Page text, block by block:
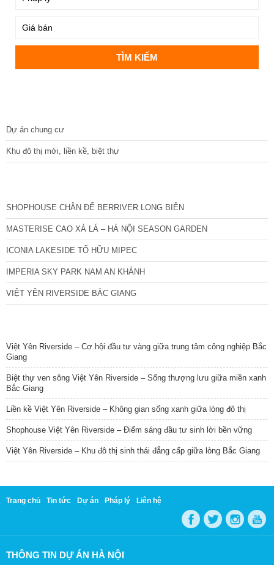
Dự án chung cư
Khu đô thị mới, liền kề, biệt thự
SHOPHOUSE CHÂN ĐẾ BERRIVER LONG BIÊN
MASTERISE CAO XÀ LÁ – HÀ NỘI SEASON GARDEN
ICONIA LAKESIDE TỐ HỮU MIPEC
IMPERIA SKY PARK NAM AN KHÁNH
VIỆT YÊN RIVERSIDE BẮC GIANG
Việt Yên Riverside – Cơ hội đầu tư vàng giữa trung tâm công nghiệp Bắc
Giang
Biệt thự ven sông Việt Yên Riverside – Sống thượng lưu giữa miền xanh
Bắc Giang
Liền kề Việt Yên Riverside – Không gian sống xanh giữa lòng đô thị
Shophouse Việt Yên Riverside – Điểm sáng đầu tư sinh lời bền vững
Việt Yên Riverside – Khu đô thị sinh thái đẳng cấp giữa lòng Bắc Giang
Trang chủ Tin tức Dự án Pháp lý Liên hệ
THÔNG TIN DỰ ÁN HÀ NỘI